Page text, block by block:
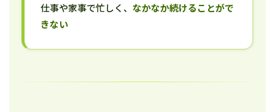
仕事や家事で忙しく、 なかなか続けることがで
きない